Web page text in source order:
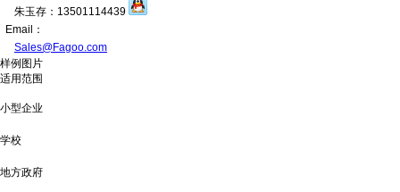
朱玉存：13501114439
Email：
Sales@Fagoo.com
样例图片
适用范围
小型企业
学校
地方政府